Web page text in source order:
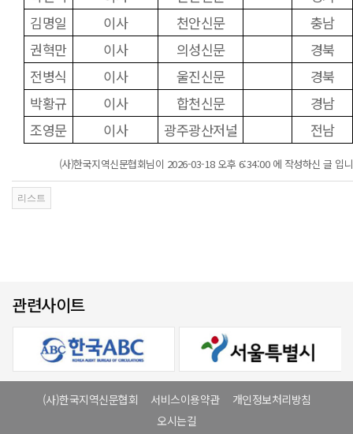
김명일
이사 천안신문
충남
권혁만
이사 의성신문
경북
전병식
이사 울진신문
경북
박황규
이사 합천신문
경남
조영문
이사 광주광산저널 전남
(사)한국지역신문협회님이 2026-03-18 오후 6:34:00 에 작성하신 글 입
관련사이트
(사)한국지역신문협회 서비스이용약관
개인정보처리방침
오시는길